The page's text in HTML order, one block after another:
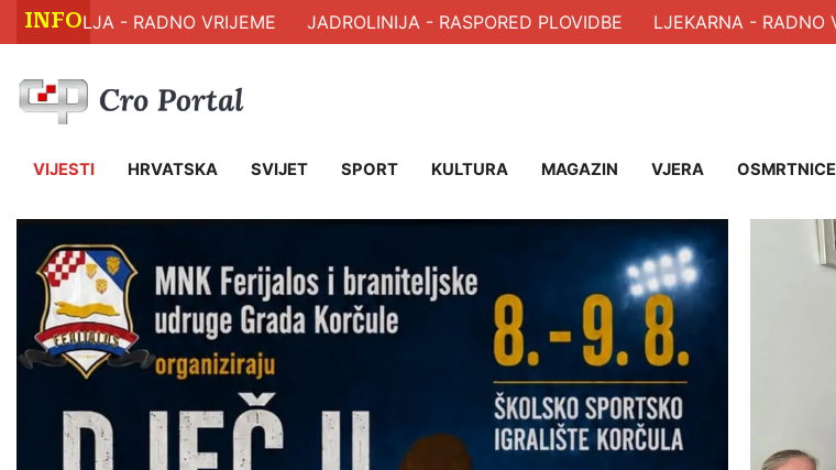
INFO- RADNO VRIJEME JADROLINIJA - RASPORED PLOVIDBE LJEKARNA - RADNO
VIJESTI HRVATSKA SVIJET SPORT KULTURA MAGAZIN VJERA OSMRTNICE